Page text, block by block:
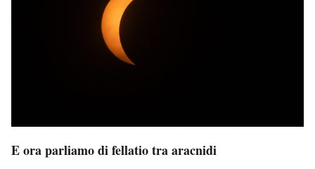
E ora parliamo di fellatio tra aracnidi